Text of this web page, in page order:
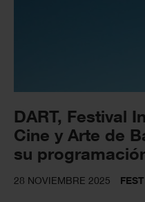
DART, Festival
Cine y Arte de
su
28 NOVIEMBRE 2025